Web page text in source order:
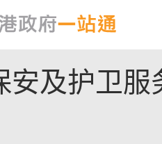
安及护卫